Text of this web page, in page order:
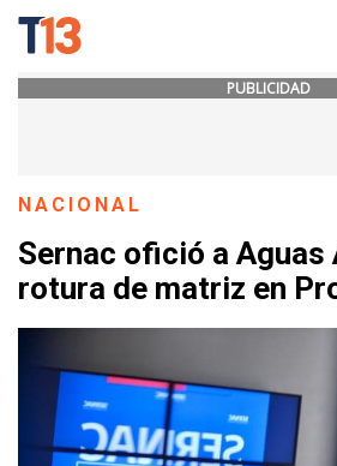
PUBLICIDAD
NACIONAL
Sernac ofició a Aguas
rotura de matriz en